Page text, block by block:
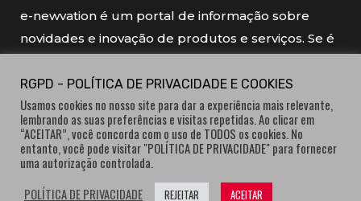
e-newvation é um portal de informação sobre
novidades e inovação de produtos e serviços. Se é
e-newvation tem o patrocínio do “Produto do
Ano”, o prémio de inovação atribuído por
consumidores.
RGPD - POLÍTICA DE PRIVACIDADE E COOKIES
Usamos cookies no nosso site para dar a experiência mais relevante,
lembrando as suas preferências e visitas repetidas. Ao clicar em
“ACEITAR”, você concorda com o uso de TODOS os cookies. No
entanto, você pode visitar "POLÍTICA DE PRIVACIDADE" para fornecer
uma autorização controlada.
POLÍTICA DE PRIVACIDADE
REJEITAR ACEITAR